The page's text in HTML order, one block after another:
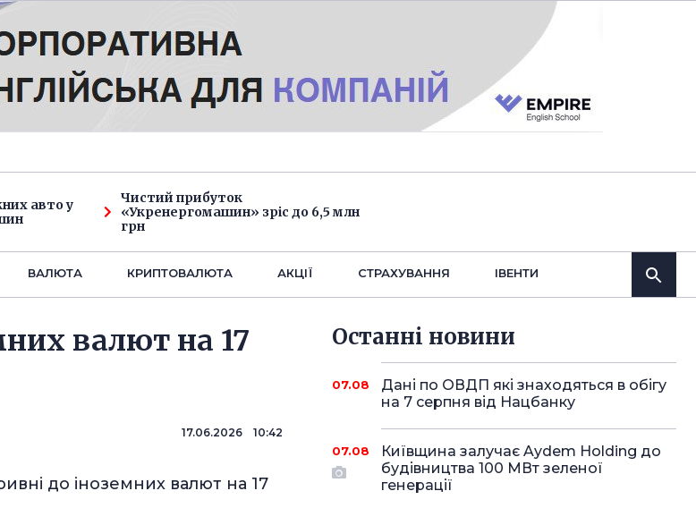
авто у
Чистий прибуток
«Укренергомашин» зріс до 6,5 млн
грн
ВАЛЮТА КРИПТОВАЛЮТА АКЦІЇ СТРАХУВАННЯ IВЕНТИ
валют на 17
17.06.2026 10:42
до іноземних валют на 17
Останнi новини
07.08
Дані по ОВДП які знаходяться в обігу
на 7 серпня від Нацбанку
07.08
Київщина залучає Aydem Holding до
будівництва 100 МВт зеленої
генерації